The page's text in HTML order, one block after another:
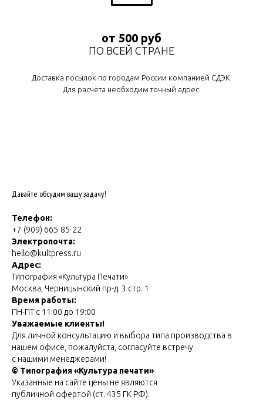
от 500 руб
ПО ВСЕЙ СТРАНЕ
Доставка посылок по городам России компанией СДЭК.
Для расчета необходим точный адрес.
Давайте обсудим вашу задачу!
Телефон:
+7 (909) 665-85-22
Электропочта:
hello@kultpress.ru
Адрес:
Типография «Культура Печати»
Москва, Черницынский пр-д. 3 стр. 1
Время работы:
ПН-ПТ с 11:00 до 19:00
Уважаемые клиенты!
Для личной консультацию и выбора типа производства в
нашем офисе, пожалуйста, согласуйте встречу
с нашими менеджерами!
© Типография «Культура печати»
Указанные на сайте цены не являются
публичной офертой (ст. 435 ГК РФ).